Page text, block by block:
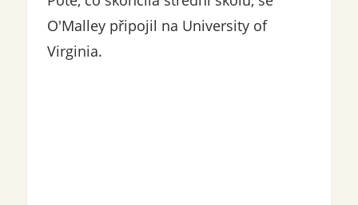
O'Malley připojil na University of
Virginia.